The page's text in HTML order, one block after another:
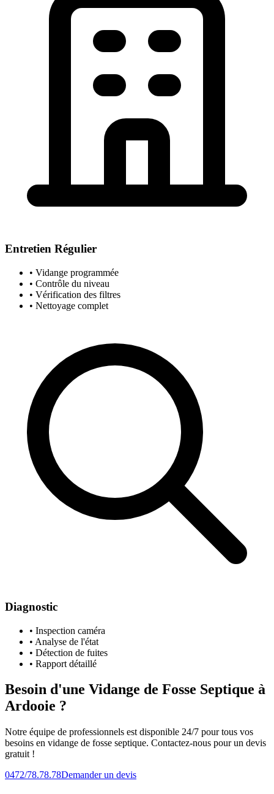
Entretien Régulier
• Vidange programmée
• Contrôle du niveau
• Vérification des filtres
• Nettoyage complet
Diagnostic
• Inspection caméra
• Analyse de l'état
• Détection de fuites
• Rapport détaillé
Besoin d'une Vidange de Fosse Septique à
Ardooie ?
Notre équipe de professionnels est disponible 24/7 pour tous vos
besoins en vidange de fosse septique. Contactez-nous pour un devis
gratuit !
0472/78.78.78Demander un devis